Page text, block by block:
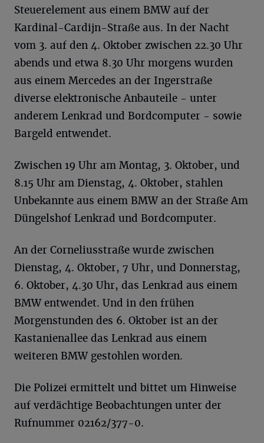
Steuerelement aus einem BMW auf der
Kardinal-Cardijn-Straße aus. In der Nacht
vom 3. auf den 4. Oktober zwischen 22.30 Uhr
abends und etwa 8.30 Uhr morgens wurden
aus einem Mercedes an der Ingerstraße
diverse elektronische Anbauteile - unter
anderem Lenkrad und Bordcomputer - sowie
Bargeld entwendet.
Zwischen 19 Uhr am Montag, 3. Oktober, und
8.15 Uhr am Dienstag, 4. Oktober, stahlen
Unbekannte aus einem BMW an der Straße Am
Düngelshof Lenkrad und Bordcomputer.
An der Corneliusstraße wurde zwischen
Dienstag, 4. Oktober, 7 Uhr, und Donnerstag,
6. Oktober, 4.30 Uhr, das Lenkrad aus einem
BMW entwendet. Und in den frühen
Morgenstunden des 6. Oktober ist an der
Kastanienallee das Lenkrad aus einem
weiteren BMW gestohlen worden.
Die Polizei ermittelt und bittet um Hinweise
auf verdächtige Beobachtungen unter der
Rufnummer 02162/377-0.